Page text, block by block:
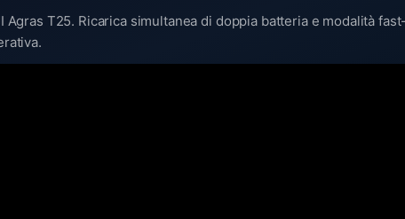
T25. Ricarica simultanea di doppia batteria e modalità